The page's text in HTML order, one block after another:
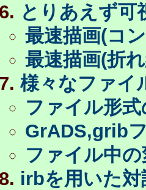
とりあえず可
最速描画(コ
最速描画(折
様々なファイ
ファイル形式
GrADS,grib
ファイル中
irbを用いた対